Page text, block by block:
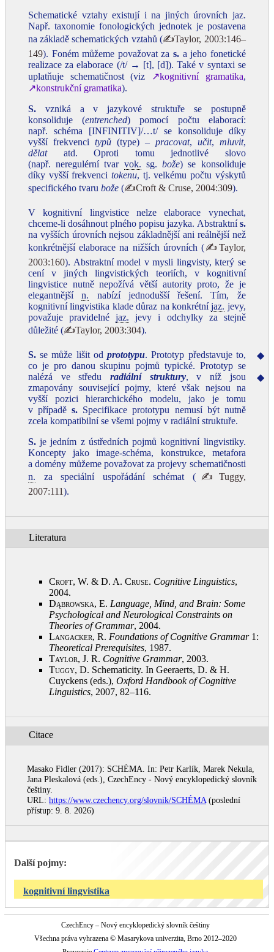
Schematické vztahy existují i na jiných úrovních jaz.
Např. taxonomie fonologických jednotek je postavena
na základě schematických vztahů (✍Taylor, 2003:146–
149). Foném můžeme považovat za s.a jeho fonetické
realizace za elaborace (/t/ → [t], [d]). Také v syntaxi se
uplatňuje schematičnost (viz
↗kognitivní gramatika,
↗konstrukční gramatika).
S. vzniká a v jazykové struktuře se postupně
konsoliduje (entrenched) pomocí počtu elaborací:
např. schéma [INFINITIV]/…t/ se konsoliduje díky
vyšší frekvenci typů(type) – pracovat, učit, mluvit,
dělatatd. Oproti tomu jednotlivé slovo
(např. neregulérní tvar vok. sg.bože) se konsoliduje
díky vyšší frekvencitokenu, tj. velkému počtu výskytů
specifického tvaru bože (✍Croft & Cruse, 2004:309).
V kognitivní lingvistice nelze elaborace vynechat,
chceme-li dosáhnout plného popisu jazyka. Abstraktnís.
na vyšších úrovních nejsou základnější ani reálnější než
konkrétnější elaborace na nižších úrovních (✍Taylor,
2003:160). Abstraktní model v mysli lingvisty, který se
cení v jiných lingvistických teoriích, v kognitivní
lingvistice nutně nepožívá větší autority proto, že je
elegantnějšín. nabízí jednodušší řešení. Tím, že
kognitivní lingvistika klade důraz na konkrétníjaz. jevy,
považuje pravidelnéjaz. jevy i odchylky za stejně
důležité (✍Taylor, 2003:304).
S. se může lišit odprototypu. Prototyp představuje to,
co je pro danou skupinu pojmů typické. Prototyp se
nalézá ve středuradiální struktury, v níž jsou
zmapovány související pojmy, které však nejsou na
vyšší pozici hierarchického modelu, jako je tomu
v případěs. Specifikace prototypu nemusí být nutně
zcela kompatibilní se všemi pojmy v radiální struktuře.
S. je jedním z ústředních pojmů kognitivní lingvistiky.
Koncepty jako image-schéma, konstrukce, metafora
a domény můžeme považovat za projevy schematičnosti
n. za speciální uspořádání schémat (✍Tuggy,
2007:111).
◆
◆
Literatura
Croft, W. & D. A. Cruse. Cognitive Linguistics,
2004.
Dąbrowska, E. Language, Mind, and Brain: Some
Psychological and Neurological Constraints on
Theories of Grammar, 2004.
Langacker, R. Foundations of Cognitive Grammar1:
Theoretical Prerequisites, 1987.
Taylor, J. R. Cognitive Grammar, 2003.
Tuggy, D. Schematicity. In Geeraerts, D. & H.
Cuyckens (eds.), Oxford Handbook of Cognitive
Linguistics, 2007, 82–116.
Citace
Masako Fidler (2017): SCHÉMA. In: Petr Karlík, Marek Nekula,
Jana Pleskalová (eds.), CzechEncy - Nový encyklopedický slovník
češtiny.
URL: https://www.czechency.org/slovnik/SCHÉMA (poslední
přístup: 9. 8. 2026)
Další pojmy:
kognitivní lingvistika
CzechEncy – Nový encyklopedický slovník češtiny
Všechna práva vyhrazena © Masarykova univerzita, Brno 2012–2020